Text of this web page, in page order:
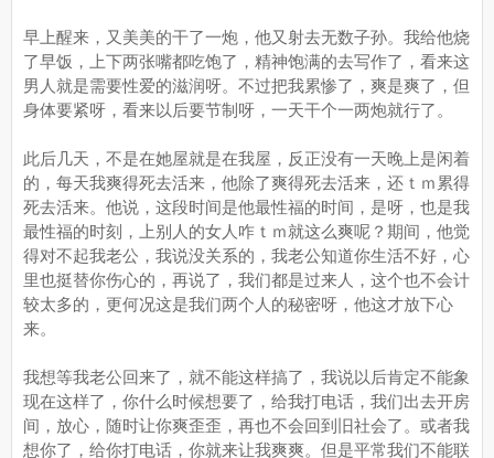
早上醒来，又美美的干了一炮，他又射去无数子孙。我给他烧
了早饭，上下两张嘴都吃饱了，精神饱满的去写作了，看来这
男人就是需要性爱的滋润呀。不过把我累惨了，爽是爽了，但
身体要紧呀，看来以后要节制呀，一天干个一两炮就行了。
此后几天，不是在她屋就是在我屋，反正没有一天晚上是闲着
的，每天我爽得死去活来，他除了爽得死去活来，还ｔｍ累得
死去活来。他说，这段时间是他最性福的时间，是呀，也是我
最性福的时刻，上别人的女人咋ｔｍ就这么爽呢？期间，他觉
得对不起我老公，我说没关系的，我老公知道你生活不好，心
里也挺替你伤心的，再说了，我们都是过来人，这个也不会计
较太多的，更何况这是我们两个人的秘密呀，他这才放下心
来。
我想等我老公回来了，就不能这样搞了，我说以后肯定不能象
现在这样了，你什么时候想要了，给我打电话，我们出去开房
间，放心，随时让你爽歪歪，再也不会回到旧社会了。或者我
想你了，给你打电话，你就来让我爽爽。但是平常我们不能联